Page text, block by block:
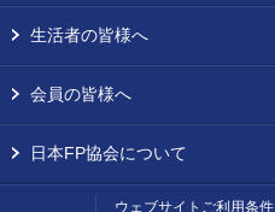
生活者の皆様へ
会員の皆様へ
日本FP協会について
ウェブサイトご利用条件